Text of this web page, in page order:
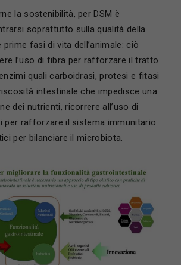
la sostenibilità, per DSM è
soprattutto sulla qualità della
fasi di vita dell’animale: ciò
l’uso di fibra per rafforzare il tratto
quali carboidrasi, protesi e fitasi
intestinale che impedisce una
dei nutrienti, ricorrere all’uso di
per rafforzare il sistema immunitario
per bilanciare il microbiota.